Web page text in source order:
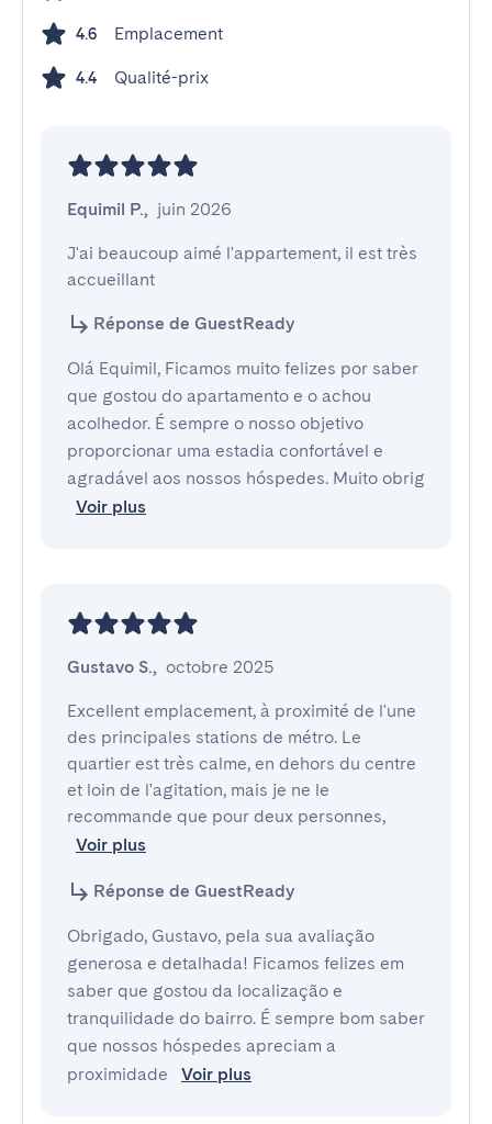
4.6 Emplacement
4.4 Qualité-prix
Equimil P., juin 2026
J'ai beaucoup aimé l'appartement, il est très
accueillant
Réponse de GuestReady
Olá Equimil, Ficamos muito felizes por saber
que gostou do apartamento e o achou
acolhedor. É sempre o nosso objetivo
proporcionar uma estadia confortável e
agradável aos nossos hóspedes. Muito obrig
Voir plus
Gustavo S., octobre 2025
Excellent emplacement, à proximité de l'une
des principales stations de métro. Le
quartier est très calme, en dehors du centre
et loin de l'agitation, mais je ne le
recommande que pour deux personnes,
Voir plus
Réponse de GuestReady
Obrigado, Gustavo, pela sua avaliação
generosa e detalhada! Ficamos felizes em
saber que gostou da localização e
tranquilidade do bairro. É sempre bom saber
que nossos hóspedes apreciam a
proximidade
Voir plus